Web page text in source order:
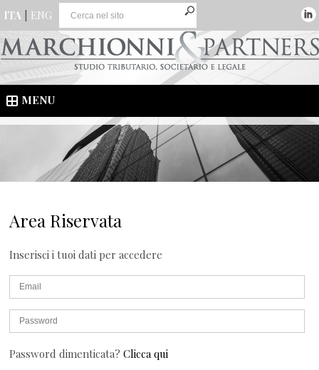
ITA ENG
MENU
Area Riservata
Inserisci i tuoi dati per accedere
Password dimenticata?Clicca qui